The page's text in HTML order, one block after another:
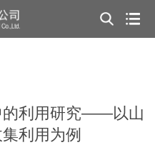
的利用研究——以山
利用为例